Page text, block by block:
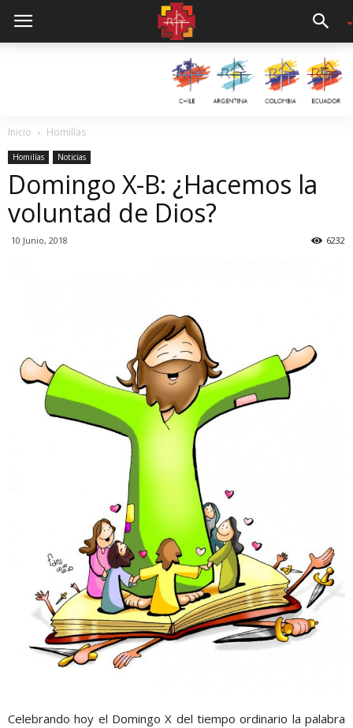
Inicio Homilías
Homilías Noticias
Domingo X-B: ¿Hacemos la
voluntad de Dios?
10 Junio, 2018 6232
Celebrando hoy el Domingo X del tiempo ordinario la palabra